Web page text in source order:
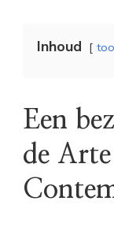
Inhoud
Een
de